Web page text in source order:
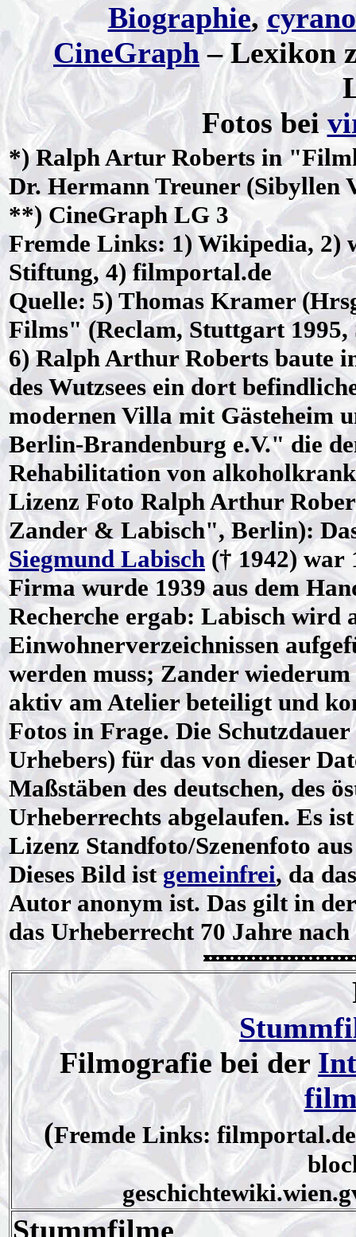
Biographie,
CineGraph– Lexikon
Fotos bei
*)Ralph Artur Roberts in
Dr. Hermann Treuner (Sibyllen
**) CineGraph LG 3
Fremde Links: 1) Wikipedia, 2)
Stiftung, 4) filmportal.de
Quelle: 5) Thomas Kramer
Films" (Reclam, Stuttgart 1995,
6)Ralph Arthur Robertsbaute
des Wutzsees ein dort
modernen Villa mit Gästeheim
Berlin-Brandenburg e.V." die
Rehabilitation von
Lizenz FotoRalph Arthur
Zander & Labisch", Berlin):
Siegmund Labisch(† 1942) war
Firma wurde 1939 aus dem
Recherche ergab: Labisch wird
Einwohnerverzeichnissen
werden muss; Zander
aktiv am Atelier beteiligt und
Fotos in Frage. Die
Urhebers) für das von dieser
Maßstäben des deutschen, des
Urheberrechts abgelaufen. Es
LizenzStandfoto/Szenenfoto
Dieses Bild istgemeinfrei, da
Autor anonym ist. Das gilt in
das Urheberrecht 70 Jahre
Filmografie bei der
(Fremde Links:
Stummfilme